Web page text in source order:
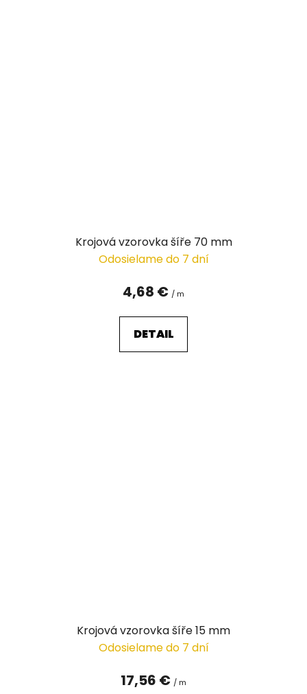
Krojová vzorovka šíře 70 mm
Odosielame do 7 dní
4,68 € / m
DETAIL
Krojová vzorovka šíře 15 mm
Odosielame do 7 dní
17,56 € / m